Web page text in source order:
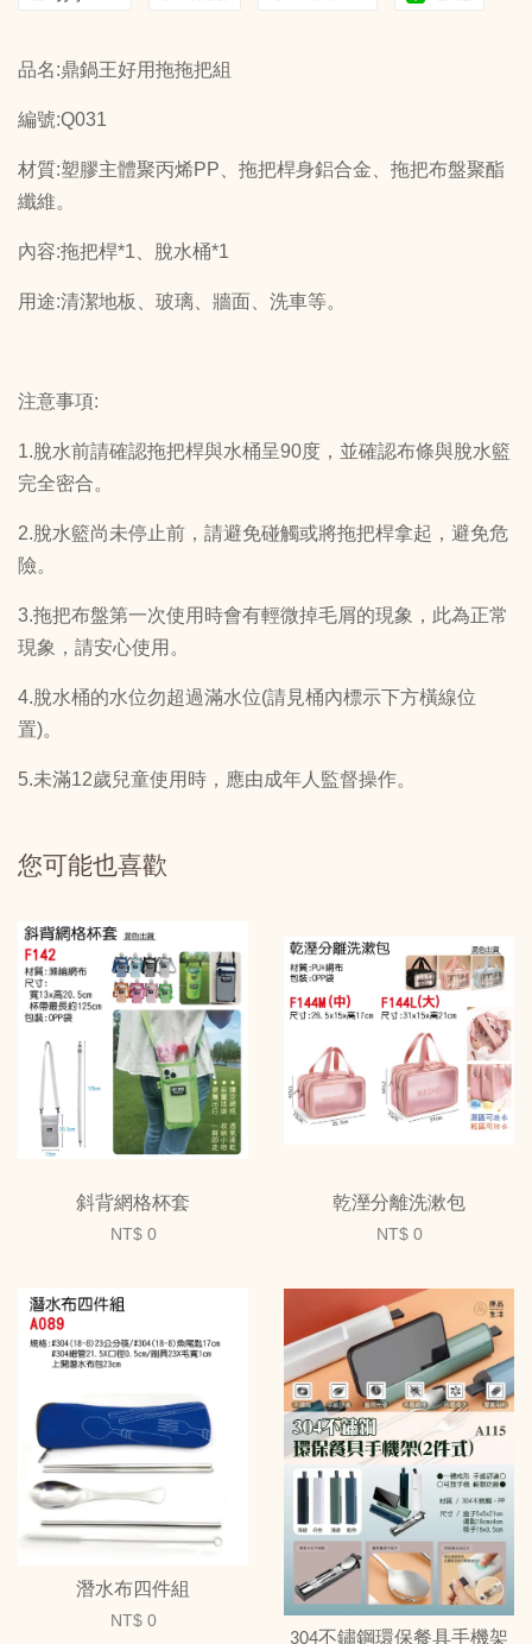
品名:鼎鍋王好用拖拖把組
編號:Q031
材質:塑膠主體聚丙烯PP、拖把桿身鋁合金、拖把布盤聚酯
纖維。
內容:拖把桿*1、脫水桶*1
用途:清潔地板、玻璃、牆面、洗車等。
注意事項:
1.脫水前請確認拖把桿與水桶呈90度，並確認布條與脫水籃
完全密合。
2.脫水籃尚未停止前，請避免碰觸或將拖把桿拿起，避免危
險。
3.拖把布盤第一次使用時會有輕微掉毛屑的現象，此為正常
現象，請安心使用。
4.脫水桶的水位勿超過滿水位(請見桶內標示下方橫線位
置)。
5.未滿12歲兒童使用時，應由成年人監督操作。
您可能也喜歡
斜背網格杯套
NT$ 0
乾溼分離洗漱包
NT$ 0
潛水布四件組
NT$ 0
304不鏽鋼環保餐具手機架